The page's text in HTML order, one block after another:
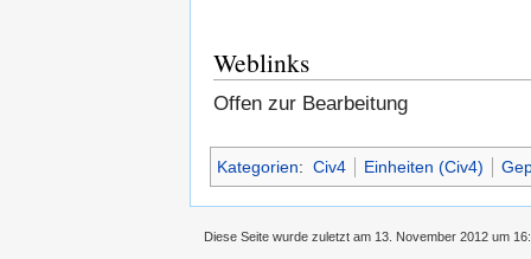
Weblinks
Offen zur Bearbeitung
Kategorien: Civ4 Einheiten (Civ4)
Diese Seite wurde zuletzt am 13. November 2012 um